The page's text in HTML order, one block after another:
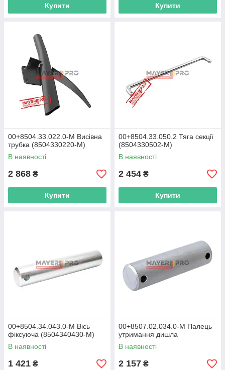
Купити Купити
00+8504.33.022.0-M Висівна
трубка (8504330220-M)
В наявності
2 868 ₴
Купити
00+8504.33.050.2 Тяга секції
(8504330502-M)
В наявності
2 454 ₴
Купити
00+8504.34.043.0-M Вісь
фіксуюча (8504340430-M)
В наявності
1 421 ₴
00+8507.02.034.0-M Палець
утримання дишла
В наявності
2 157 ₴